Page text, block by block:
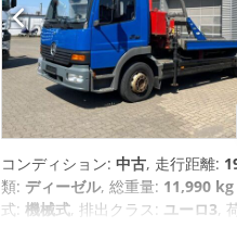
コンディション: 中古, 走行距離:
類: ディーゼル, 総重量: 11,990 kg
式: 機械式, 排出クラス: ユーロ3,